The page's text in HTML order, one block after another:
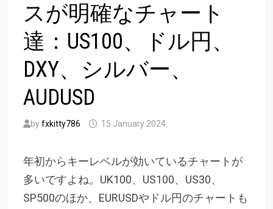
スが明確なチャート
達：US100、ドル円、
DXY、シルバー、
AUDUSD
byfxkitty786 15 January 2024
年初からキーレベルが効いているチャートが
多いですよね。UK100、US100、US30、
SP500のほか、EURUSDやドル円のチャートも